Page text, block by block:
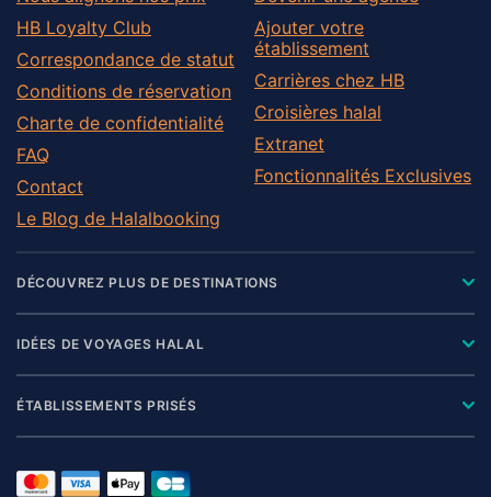
HB Loyalty Club
Correspondance de statut
Conditions de réservation
Charte de confidentialité
FAQ
Contact
Le Blog de Halalbooking
Ajouter votre
établissement
Carrières chez HB
Croisières halal
Extranet
Fonctionnalités Exclusives
DÉCOUVREZ PLUS DE DESTINATIONS
IDÉES DE VOYAGES HALAL
ÉTABLISSEMENTS PRISÉS